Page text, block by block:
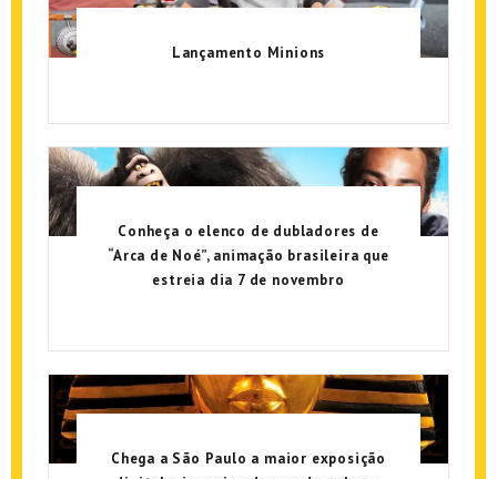
Lançamento Minions
Conheça o elenco de dubladores de
“Arca de Noé”, animação brasileira que
estreia dia 7 de novembro
Chega a São Paulo a maior exposição